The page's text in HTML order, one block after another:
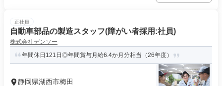
正社員
自動車部品の製造スタッフ(障がい者採用:社員)
株式会社デンソー
年間休日121日◎年間賞与月給6.4か月分相当（26年度）
静岡県湖西市梅田